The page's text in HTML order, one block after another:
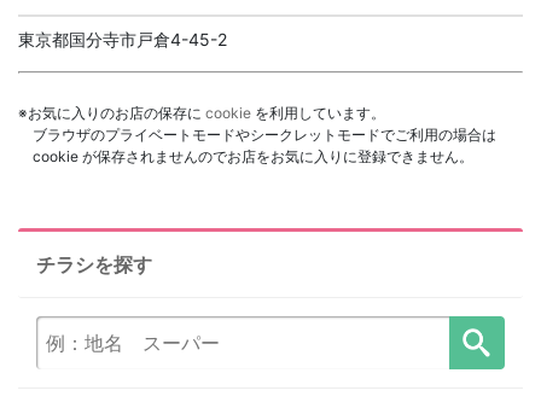
東京都国分寺市戸倉4-45-2
※お気に入りのお店の保存に cookie を利用しています。
ブラウザのプライベートモードやシークレットモードでご利用の場合は
cookie が保存されませんのでお店をお気に入りに登録できません。
チラシを探す